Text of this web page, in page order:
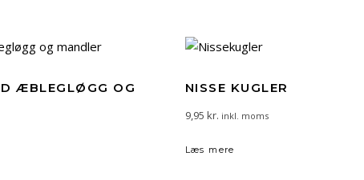
ÆBLEGLØGG OG
NISSE KUGLER
9,95 kr. inkl. moms
Læs mere